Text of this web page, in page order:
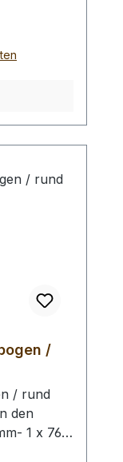
und
Bei
/
/ rund
den
1 x 76